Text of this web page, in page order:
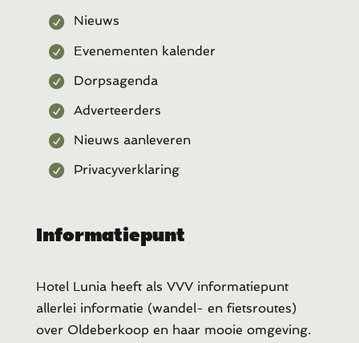
Nieuws
Evenementen kalender
Dorpsagenda
Adverteerders
Nieuws aanleveren
Privacyverklaring
Informatiepunt
Hotel Lunia heeft als VVV informatiepunt
allerlei informatie (wandel- en fietsroutes)
over Oldeberkoop en haar mooie omgeving.